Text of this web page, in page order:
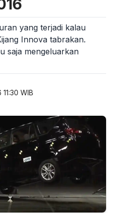
yang terjadi kalau
Innova tabrakan.
saja mengeluarkan
WIB